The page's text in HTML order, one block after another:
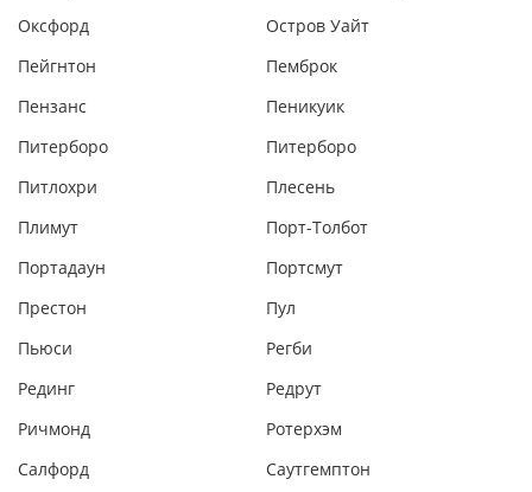
Оксфорд
Остров Уайт
Пейгнтон
Пемброк
Пензанс
Пеникуик
Питерборо
Питерборо
Питлохри
Плесень
Плимут
Порт-Толбот
Портадаун
Портсмут
Престон
Пул
Пьюси
Регби
Рединг
Редрут
Ричмонд
Ротерхэм
Салфорд
Саутгемптон